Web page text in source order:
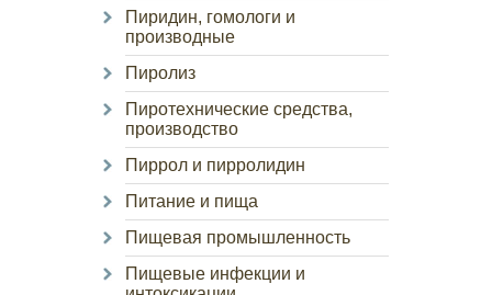
Пиридин, гомологи и
производные
Пиролиз
Пиротехнические средства,
производство
Пиррол и пирролидин
Питание и пища
Пищевая промышленность
Пищевые инфекции и